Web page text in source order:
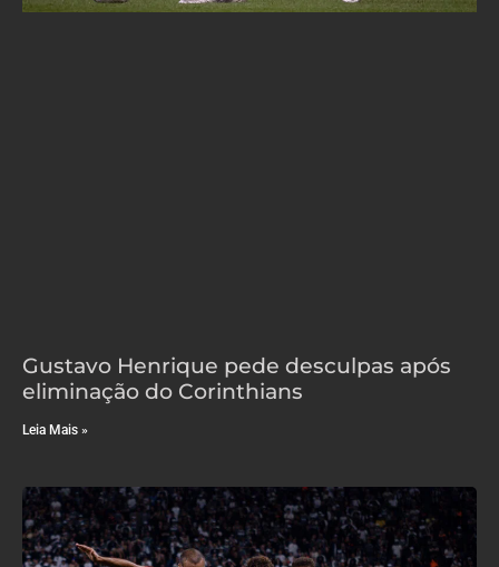
Gustavo Henrique pede desculpas após
eliminação do Corinthians
Leia Mais »